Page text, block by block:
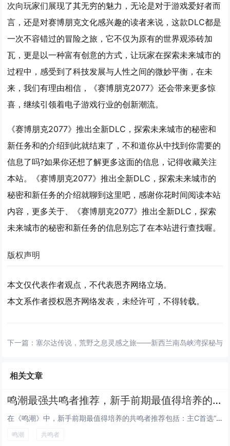
次向玩家们展现了其无穷的魅力，无论是对于游戏爱好者而
言，还是对赛博朋克文化感兴趣的读者来说，这款DLC都是
一次不容错过的冒险之旅，它不仅为原有的世界观添砖加
瓦，更是以一种富有创意的方式，让玩家在探索未来城市的
过程中，感受到了科技发展与人性之间的微妙平衡，在未
来，我们有理由相信，《赛博朋克2077》还会带来更多惊
喜，继续引领着电子游戏行业的创新潮流。
《赛博朋克2077》推出全新DLC，探索未来城市的秘密和
新任务和的介绍到此就结束了，不和道你从中找到你需要的
信息了吗?如果你还想了解更多这面的信息，记得收藏关注
本站。《赛博朋克2077》推出全新DLC，探索未来城市的
秘密和新任务的介绍就聊到这里吧，感谢你花时间阅读本站
内容，更多关于、《赛博朋克2077》推出全新DLC，探索
未来城市的秘密和新任务的信息别忘了在本站进行查找喔。
版权声明
本文仅代表作者观点，不代表恩齐网络立场。
本文系作者授权恩齐网络发表，未经许可，不得转载。
下一篇： 塞尔达传说，荒野之息灵感之旅——新西兰南岛峡湾探秘与
相关文章
鸣潮最强共鸣者推荐，新手前期最值得培养的角色
在《鸣潮》中，新手前期最值得培养的共鸣者推荐包括：主C首选“焰心”莉亚，拥有高爆发火元素伤害，技能连贯易上手；副C推荐“...
鸣潮 共鸣者